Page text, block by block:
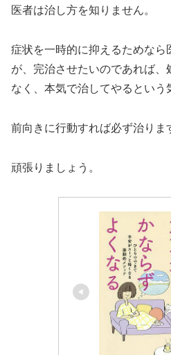
医者は治し方を知りません。
症状を一時的に抑えるためなら
が、完治させたいのであれば
なく、本気で治してやるという
前向きに行動すれば必ず治りま
頑張りましょう。